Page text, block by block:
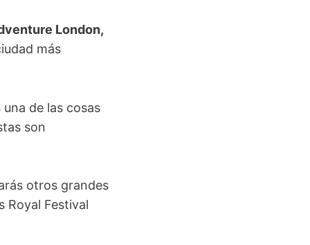
London,
más
de las cosas
son
otros grandes
Royal Festival